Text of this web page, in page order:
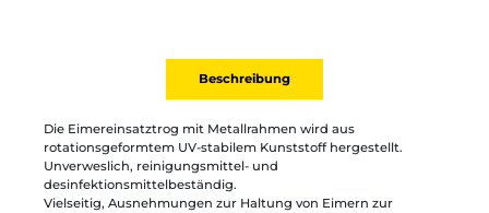
Beschreibung
Die Eimereinsatztrog mit Metallrahmen wird aus
rotationsgeformtem UV-stabilem Kunststoff hergestellt.
Unverweslich, reinigungsmittel- und
desinfektionsmittelbeständig.
Vielseitig, Ausnehmungen zur Haltung von Eimern zur